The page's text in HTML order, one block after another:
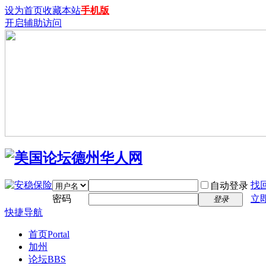
设为首页收藏本站手机版
开启辅助访问
自动登录 找
密码
登录
立
快捷导航
首页Portal
加州
论坛BBS